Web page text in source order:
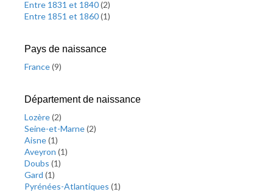
Entre 1831 et 1840(2)
Entre 1851 et 1860(1)
Pays de naissance
France(9)
Département de naissance
Lozère(2)
Seine-et-Marne(2)
Aisne(1)
Aveyron (1)
Doubs (1)
Gard (1)
Pyrénées-Atlantiques (1)